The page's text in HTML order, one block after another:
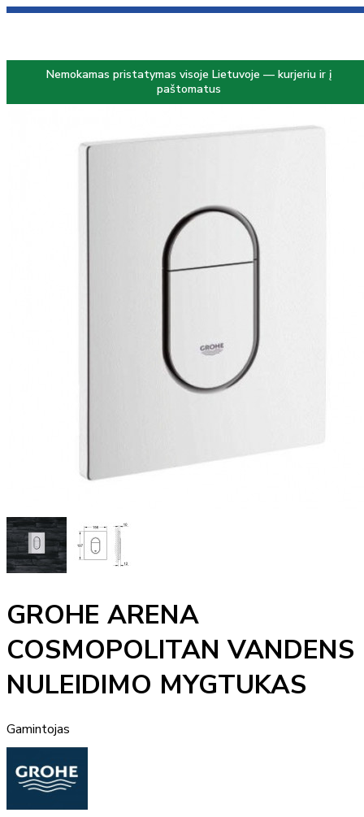
Nemokamas pristatymas visoje Lietuvoje — kurjeriu ir į
paštomatus
GROHE ARENA
COSMOPOLITAN VANDENS
NULEIDIMO MYGTUKAS
Gamintojas